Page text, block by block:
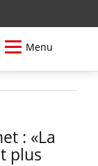
Menu
: «La
plus